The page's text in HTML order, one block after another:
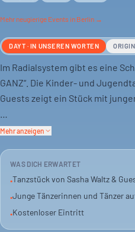
Mehr neugierige Events in Berlin →
DAYT · IN UNSEREN WORTEN
Im Radialsystem gibt es eine
GANZ“. Die Kinder- und
Guests zeigt ein Stück mit
Rund 30 Jugendliche zwischen
Selbstbestimmung. Einzelne
Erfahrungen.
Improvisation und Choreografie
Mehr anzeigen
WAS DICH ERWARTET
•Tanzstück von Sasha Waltz &
•Junge Tänzerinnen und Tänzer
•Kostenloser Eintritt